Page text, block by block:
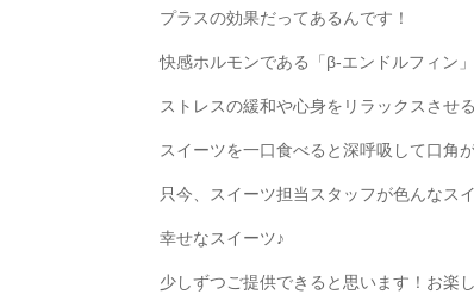
プラスの効果だってあるんです！
快感ホルモンである「β-エンドルフィン
ストレスの緩和や心身をリラックスさせ
スイーツを一口食べると深呼吸して口角
只今、スイーツ担当スタッフが色んなス
幸せなスイーツ♪
少しずつご提供できると思います！お楽